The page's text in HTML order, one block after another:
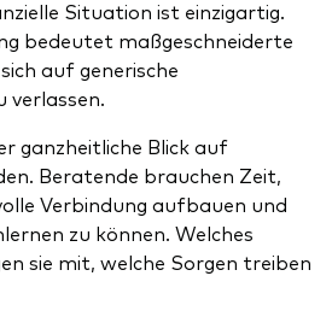
Situation ist einzigartig.
bedeutet maßgeschneiderte
auf generische
verlassen.
ganzheitliche Blick auf
Beratende brauchen Zeit,
Verbindung aufbauen und
zu können. Welches
sie mit, welche Sorgen treiben